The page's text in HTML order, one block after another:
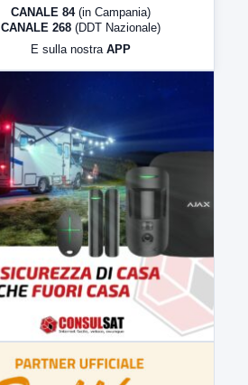
LabNews (Diretta)
CANALE 84 (in Campania)
CANALE 268 (DDT Nazionale)
E sulla nostra APP